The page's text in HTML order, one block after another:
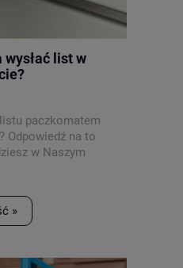
wysłać list w
paczkomatem
Odpowiedź na to
w Naszym
»